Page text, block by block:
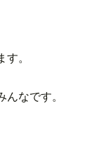
。
なです。